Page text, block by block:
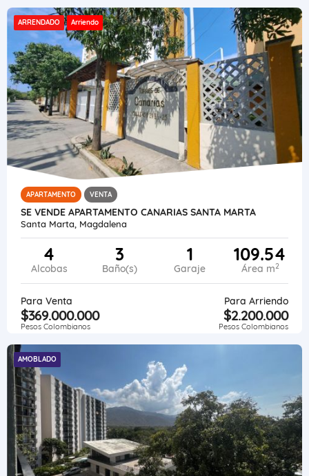
ARRENDADO Arriendo
APARTAMENTO VENTA
SE VENDE APARTAMENTO CANARIAS SANTA MARTA
Santa Marta, Magdalena
4
Alcobas
3
Baño(s)
1
Garaje
109.54
Área m2
Para Venta
$369.000.000
Pesos Colombianos
Para Arriendo
$2.200.000
Pesos Colombianos
AMOBLADO